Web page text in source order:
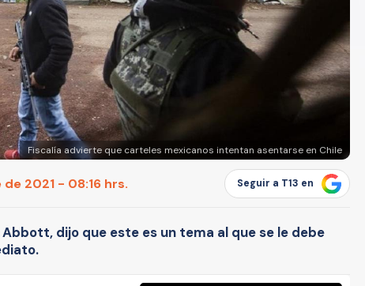
Fiscalía advierte que carteles mexicanos intentan asentarse en Chile
2021 - 08:16 hrs. Seguir a T13 en
Abbott, dijo que este es un tema al que se le debe